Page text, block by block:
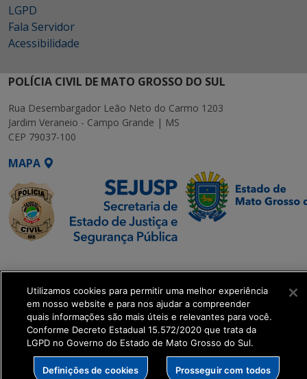
LGPD
Fala Servidor
Acessibilidade
POLÍCIA CIVIL DE MATO GROSSO DO SUL
Rua Desembargador Leão Neto do Carmo 1203
Jardim Veraneio - Campo Grande | MS
CEP 79037-100
MAPA
Transformação Digital
get_footer();
Utilizamos cookies para permitir uma melhor experiência
em nosso website e para nos ajudar a compreender
quais informações são mais úteis e relevantes para você.
Conforme Decreto Estadual 15.572/2020 que trata da
LGPD no Governo do Estado de Mato Grosso do Sul.
Definições de cookies Prosseguir com todos